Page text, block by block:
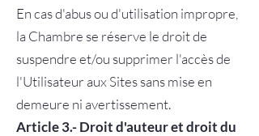
En cas d'abus ou d'utilisation impropre,
la Chambre se réserve le droit de
suspendre et/ou supprimer l'accès de
l'Utilisateur aux Sites sans mise en
demeure ni avertissement.
Article 3.- Droit d'auteur et droit du